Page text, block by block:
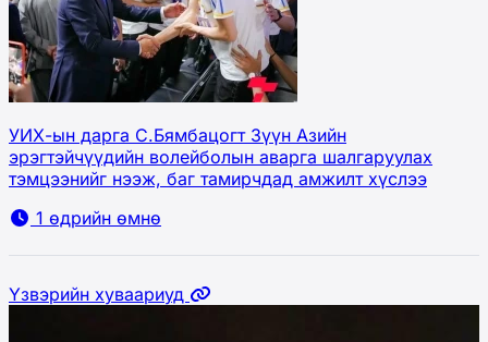
УИХ-ын дарга С.Бямбацогт Зүүн Азийн
эрэгтэйчүүдийн волейболын аварга шалгаруулах
тэмцээнийг нээж, баг тамирчдад амжилт хүслээ
1 өдрийн өмнө
Үзвэрийн хуваариуд